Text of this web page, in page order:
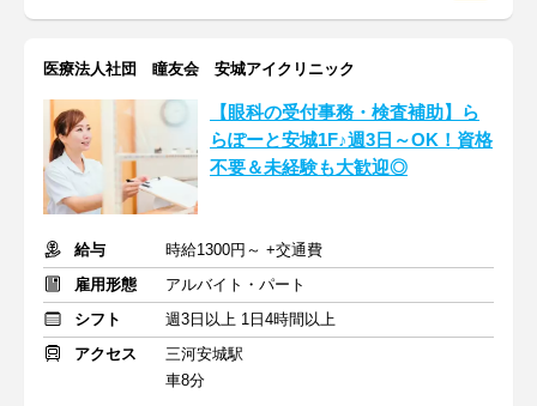
医療法人社団 瞳友会 安城アイクリニック
【眼科の受付事務・検査補助】ら
らぽーと安城1F♪週3日～OK！資格
不要＆未経験も大歓迎◎
給与
時給1300円～ +交通費
雇用形態
アルバイト・パート
シフト
週3日以上 1日4時間以上
アクセス
三河安城駅
車8分